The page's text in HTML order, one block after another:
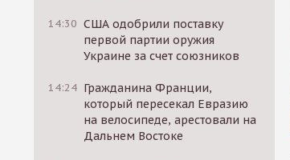
14:30 США одобрили поставку
первой партии оружия
Украине за счет союзников
14:24 Гражданина Франции,
который пересекал Евразию
на велосипеде, арестовали на
Дальнем Востоке